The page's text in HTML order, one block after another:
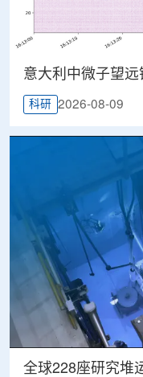
意大利中微子望
科研 2026-08-09
全球228座研究堆